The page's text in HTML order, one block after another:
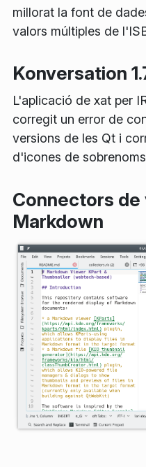
millorat la font de
valors múltiples de
Konversation
L'aplicació de xat per
corregit un error de
versions de les Qt i
d'icones de
Connectors de
Markdown